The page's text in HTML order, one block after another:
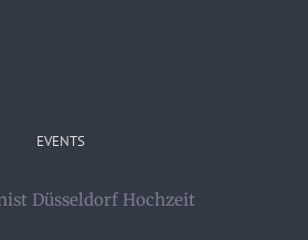
EVENTS
Düsseldorf Hochzeit